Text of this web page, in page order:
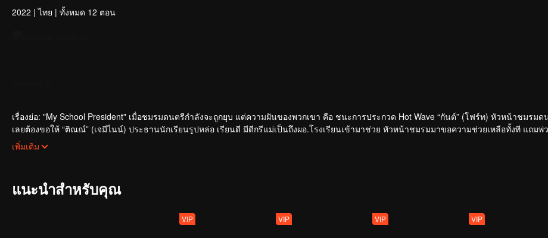
2022 | ไทย | ทั้งหมด 12 ตอน
เรื่องย่อ: "My School President" เมื่อชมรมดนตรีกำลังจะถูกยุบ แต่ความฝันของพวกเขา คือ ชนะการประกวด Hot Wave “กันต์” (โฟร์ท) หัวหน้าชมรมด
เลยต้องขอให้ “ติณณ์” (เจมีไนน์) ประธานนักเรียนรูปหล่อ เรียนดี มีดีกรีแม่เป็นถึงผอ.โรงเรียนเข้ามาช่วย หัวหน้าชมรมมาขอความช่วยเหลือทั้งที แถมพ่
ตำแหน่งเป็นคนที่เขาแอบชอบมาตั้งนาน งานนี้ติณณ์เลยต้องช่วยกันต์ให้ชนะการประกวดเพื่อที่เขาจะได้ขอกันต์เป็นแฟนสักที! ร่วมส่งท้ายชีวิต ม.6 พร้อม
เพิ่มเติม
แนะนำสำหรับคุณ
VIP VIP VIP VIP